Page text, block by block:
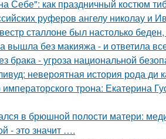
Себе": как праздничный костюм
руферов ангелу николау и
сталлоне был настолько
вышла без макияжа - и ответила
брака - угроза национальной
невероятная история рода ди
трона: Екатерина
в брюшной полости матери:
- это значит ….